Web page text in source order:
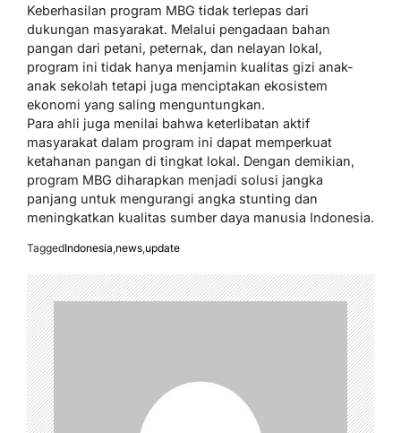
Keberhasilan program MBG tidak terlepas dari
dukungan masyarakat. Melalui pengadaan bahan
pangan dari petani, peternak, dan nelayan lokal,
program ini tidak hanya menjamin kualitas gizi anak-
anak sekolah tetapi juga menciptakan ekosistem
ekonomi yang saling menguntungkan.
Para ahli juga menilai bahwa keterlibatan aktif
masyarakat dalam program ini dapat memperkuat
ketahanan pangan di tingkat lokal. Dengan demikian,
program MBG diharapkan menjadi solusi jangka
panjang untuk mengurangi angka stunting dan
meningkatkan kualitas sumber daya manusia Indonesia.
TaggedIndonesia news update